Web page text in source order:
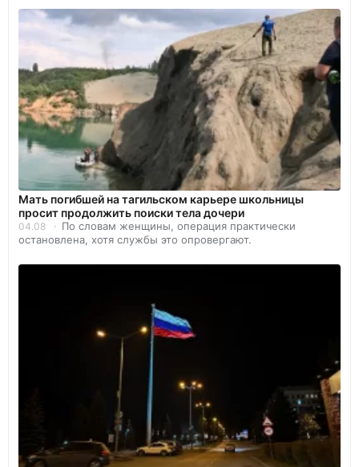
Мать погибшей на тагильском карьере школьницы
просит продолжить поиски тела дочери
04.08
По словам женщины, операция практически
остановлена, хотя службы это опровергают.